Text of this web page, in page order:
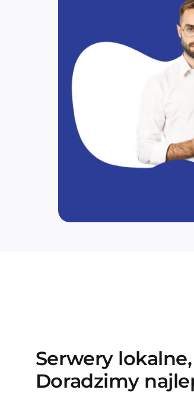
Serwery
Doradzimy